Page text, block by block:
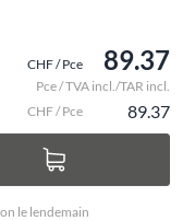
CHF / Pce 89.37
Pce / TVA incl./TAR incl.
CHF / Pce 89.37
le lendemain